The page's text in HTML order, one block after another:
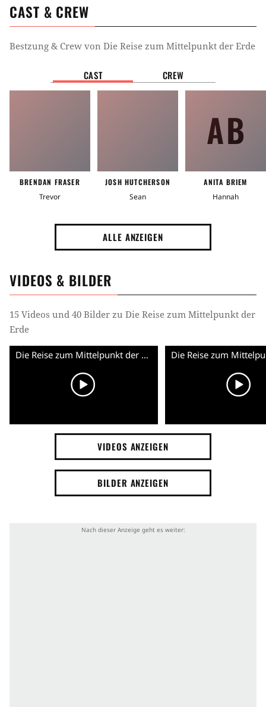
CAST & CREW
Bestzung & Crew von Die Reise zum Mittelpunkt der Erde
CAST CREW
BRENDAN FRASER
Trevor
JOSH HUTCHERSON
Sean
AB
ANITA BRIEM
Hannah
ALLE ANZEIGEN
VIDEOS & BILDER
15 Videos und 40 Bilder zu Die Reise zum Mittelpunkt der
Erde
Die Reise zum Mittelpunkt der Erde - Clip (English)
VIDEOS ANZEIGEN
BILDER ANZEIGEN